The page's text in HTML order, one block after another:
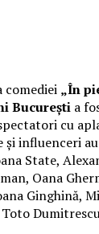
comediei „În
București a
cu
și influenceri
State,
Oana
Ginghină,